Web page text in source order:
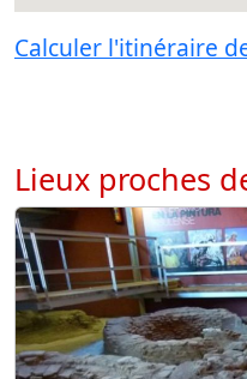
Calculer l'itinéraire
Lieux proches